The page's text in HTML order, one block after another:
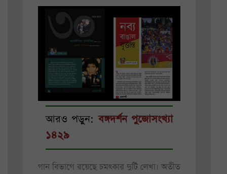
আরও পড়ুন:বঙ্গদর্শন পুজোসংখ্যা
১৪২৯
গান বিভাগে রয়েছে চমৎকার দুটি লেখা। অতীত